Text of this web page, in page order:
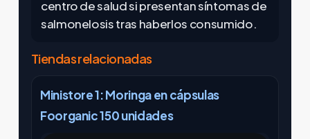
centro de salud si presentan síntomas de
salmonelosis tras haberlos consumido.
Tiendas relacionadas
Ministore 1: Moringa en cápsulas
Foorganic 150 unidades